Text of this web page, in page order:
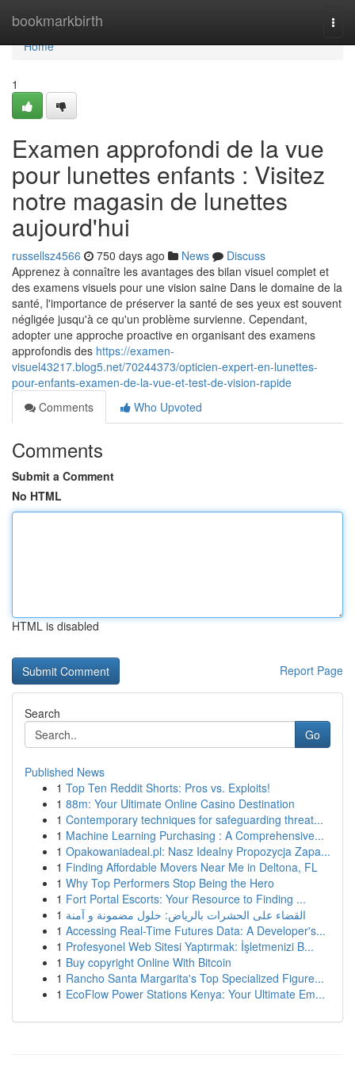
bookmarkbirth
Home
Home
1
Examen approfondi de la vue
pour lunettes enfants : Visitez
notre magasin de lunettes
aujourd'hui
russellsz4566 750 days ago News
Discuss
Apprenez à connaître les avantages des bilan visuel complet et
des examens visuels pour une vision saine Dans le domaine de la
santé, l'importance de préserver la santé de ses yeux est souvent
négligée jusqu'à ce qu'un problème survienne. Cependant,
adopter une approche proactive en organisant des examens
approfondis des https://examen-
visuel43217.blog5.net/70244373/opticien-expert-en-lunettes-
pour-enfants-examen-de-la-vue-et-test-de-vision-rapide
Comments
Who Upvoted
Comments
Submit a Comment
No HTML
HTML is disabled
Report Page
Search
Go
Published News
1 Top Ten Reddit Shorts: Pros vs. Exploits!
1 88m: Your Ultimate Online Casino Destination
1 Contemporary techniques for safeguarding threat...
1 Machine Learning Purchasing : A Comprehensive...
1 Opakowaniadeal.pl: Nasz Idealny Propozycja Zapa...
1 Finding Affordable Movers Near Me in Deltona, FL
1 Why Top Performers Stop Being the Hero
1 Fort Portal Escorts: Your Resource to Finding ...
1 القضاء على الحشرات بالرياض: حلول مضمونة و آمنة
1 Accessing Real-Time Futures Data: A Developer's...
1 Profesyonel Web Sitesi Yaptırmak: İşletmenizi B...
1 Buy copyright Online With Bitcoin
1 Rancho Santa Margarita's Top Specialized Figure...
1 EcoFlow Power Stations Kenya: Your Ultimate Em...